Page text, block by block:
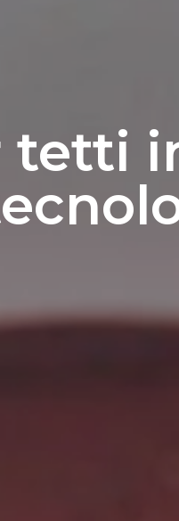
tetti